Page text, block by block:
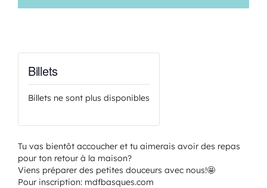
Billets
Billets ne sont plus disponibles
Tu vas bientôt accoucher et tu aimerais avoir des repas
pour ton retour à la maison?
Viens préparer des petites douceurs avec nous!🤩
Pour inscription: mdfbasques.com